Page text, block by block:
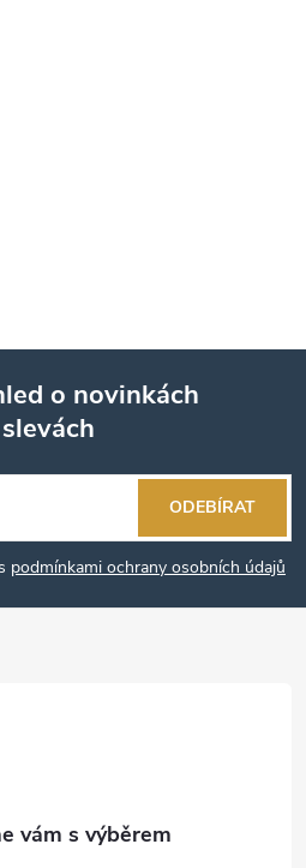
o novinkách
podmínkami ochrany osobních údajů
ODEBÍRAT